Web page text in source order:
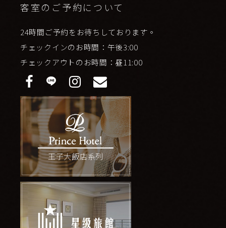
客室のご予約について
24時間ご予約をお待ちしております。
チェックインのお時間：午後3:00
チェックアウトのお時間：昼11:00